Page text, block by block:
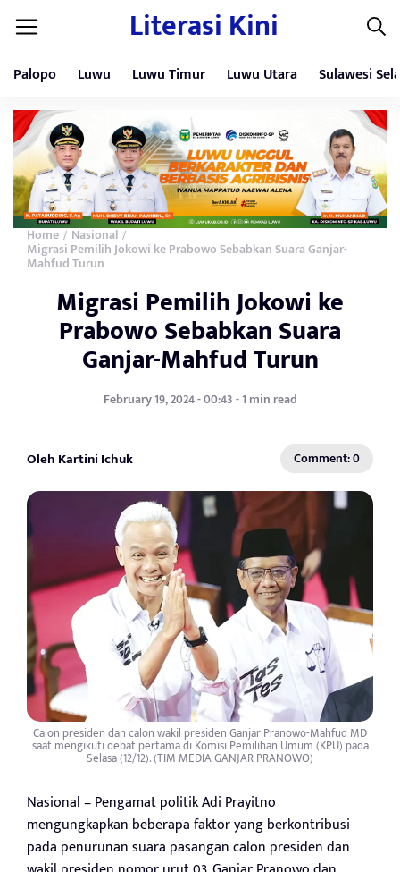
Literasi Kini
Palopo Luwu Luwu Timur Luwu Utara Sulawesi
Home / Nasional /
Migrasi Pemilih Jokowi ke Prabowo Sebabkan Suara Ganjar-
Mahfud Turun
Migrasi Pemilih Jokowi ke
Prabowo Sebabkan Suara
Ganjar-Mahfud Turun
February 19, 2024 - 00:43 - 1 min read
Oleh Kartini Ichuk Comment: 0
Calon presiden dan calon wakil presiden Ganjar Pranowo-Mahfud MD
saat mengikuti debat pertama di Komisi Pemilihan Umum (KPU) pada
Selasa (12/12). (TIM MEDIA GANJAR PRANOWO)
Nasional – Pengamat politik Adi Prayitno
mengungkapkan beberapa faktor yang berkontribusi
pada penurunan suara pasangan calon presiden dan